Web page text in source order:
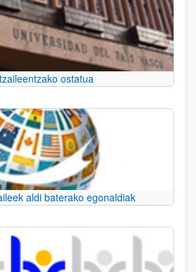
ostatua
aldi baterako egonaldiak